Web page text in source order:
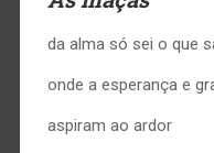
da alma só sei o que
onde a esperança e
aspiram ao ardor